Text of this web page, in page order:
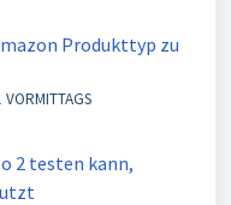
Produkttyp zu
2 testen kann,